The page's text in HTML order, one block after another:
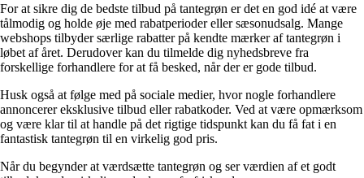
For at sikre dig de bedste tilbud på tantegrøn er det en god idé at være
tålmodig og holde øje med rabatperioder eller sæsonudsalg. Mange
webshops tilbyder særlige rabatter på kendte mærker af tantegrøn i
løbet af året. Derudover kan du tilmelde dig nyhedsbreve fra
forskellige forhandlere for at få besked, når der er gode tilbud.
Husk også at følge med på sociale medier, hvor nogle forhandlere
annoncerer eksklusive tilbud eller rabatkoder. Ved at være opmærksom
og være klar til at handle på det rigtige tidspunkt kan du få fat i en
fantastisk tantegrøn til en virkelig god pris.
Når du begynder at værdsætte tantegrøn og ser værdien af et godt